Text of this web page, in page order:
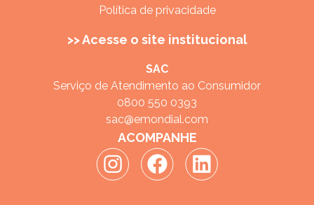
Política de privacidade
>> Acesse o site institucional
SAC
Serviço de Atendimento ao Consumidor
0800 550 0393
sac@emondial.com
ACOMPANHE